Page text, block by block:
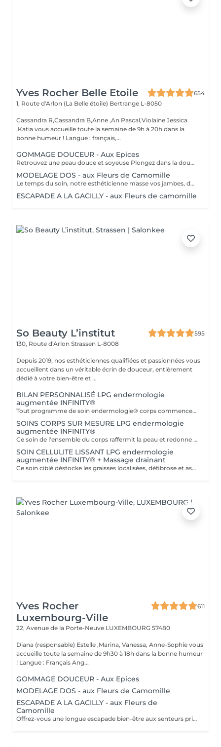
Yves Rocher Belle Etoile
654
1, Route d'Arlon (La Belle étoile) Bertrange L-8050
Cassandra R,Cassandra B,Anne ,An Pascal,Violaine Jessica
,Katia vous accueille toute la semaine de 9h à 20h dans la
bonne humeur ! Langue : français,...
GOMMAGE DOUCEUR - Aux Epices
Retrouvez une peau douce et soyeuse Plongez dans la douceur tropicale dIndonésie à travers les notes épicées des huiles essentielles de Girofle et de Muscade. Ce gommage aux effluves chauds et naturels vous transporte tout en exfoliant délicatement votre peau : elle est douce, lumineuse et satinée.
MODELAGE DOS - aux Fleurs de Camomille
Le temps du soin, notre esthéticienne masse vos jambes, des orteils à la taille dans un mouvement tonique qui active la microcirculation et leurs procure un confort sans précédent. Bénéfices : Vos jambes retrouvent fraicheur et légèreté.
ESCAPADE A LA GACILLY - aux Fleurs de camomille
So Beauty L’institut
595
130, Route d'Arlon Strassen L-8008
Depuis 2019, nos esthéticiennes qualifiées et passionnées vous
accueillent dans un véritable écrin de douceur, entièrement
dédié à votre bien-être et ...
BILAN PERSONNALISÉ LPG endermologie
augmentée INFINITY®
Tout programme de soin endermologie® corps commence par un bilan ultra-précis, avec l'application professionnelle ENDERMOLINK. Il se déroule en trois étapes clés : 1. Décryptage de votre mode de vie. 2. Analyse de votre peau. 3. Création de votre programme sur-mesure.
SOINS CORPS SUR MESURE LPG endermologie
augmentée INFINITY®
Ce soin de l'ensemble du corps raffermit la peau et redonne du galbe aux courbes pour retrouver une silhouette resculptée et plus ferme tout en procurant un grand moment de bien-être. DESTOCKE les graisses Grâce à la nouvelle tête de traitement brevetée Alliance, endermologie® permet de cibler et d'affiner les zones rebelles à lexercice et à l'hygiène alimentaire (bras, dos, ventre, taille, cuisses..) tout en s'adaptant précisément aux besoins de chaque peau. LISSE la cellulite La cellulite, qui touche 90 % des femmes même les plus minces et les plus sportives, résulte à la fois dun stockage de graisses dans les adipocytes (cellules graisseuses) et dune rétention d'eau tout autour. RAFFERMIT la peau Variations de poids, grossesses, temps qui passe la peau perd progressivement de sa tonicité et de sa souplesse. Même si ce relâchement cutané concerne tout le corps, certaines zones y sont plus sensibles : intérieur des cuisses, ventre, bras, etc
SOIN CELLULITE LISSANT LPG endermologie
augmentée INFINITY® + Massage drainant
Ce soin ciblé déstocke les graisses localisées, défibrose et assouplit les tissus pour traiter efficacement la cellulite adipeuse et fibreuse tout en procurant un grand moment de bien-être. 40 minutes LPG + 10 minutes de massage drainant/amincissant sur l'avant des jambes.
Yves Rocher
Luxembourg-Ville
611
22, Avenue de la Porte-Neuve LUXEMBOURG 57480
Diana (responsable) Estelle ,Marina, Vanessa, Anne-Sophie vous
accueille toute la semaine de 9h30 à 18h dans la bonne humeur
! Langue : Français Ang...
GOMMAGE DOUCEUR - Aux Epices
MODELAGE DOS - aux Fleurs de Camomille
ESCAPADE A LA GACILLY - aux Fleurs de
Camomille
Offrez-vous une longue escapade bien-être aux senteurs printanières de Camomille, fleur emblématique de nos champs à la Gacilly. le temps s'est arrêté. Incroyablement relaxé et en harmonie, votre corps et votre esprits retrouvent leur équilibre.